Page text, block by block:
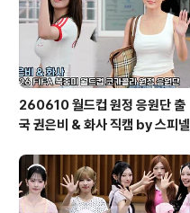
260610 월드컵 원정 응원단 출
국 권은비 & 화사 직캠 by 스피넬